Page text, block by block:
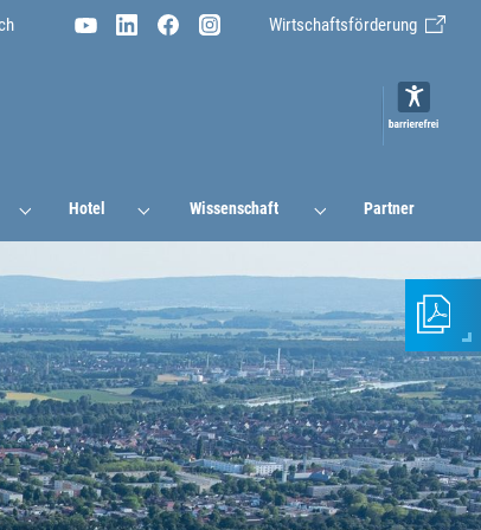
Hotel Wissenschaft Partner
Wirtschaftsförderung
Diese
Fügen
Sie
Seiten
Ihrem